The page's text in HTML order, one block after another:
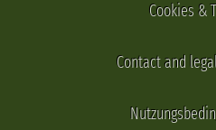
Cookies &
Contact and